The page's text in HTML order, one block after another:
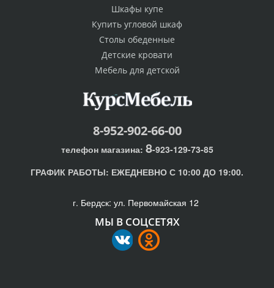
Шкафы купе
Купить угловой шкаф
Столы обеденные
Детские кровати
Мебель для детской
8-952-902-66-00
телефон магазина: 8-923-129-73-85
ГРАФИК РАБОТЫ: ЕЖЕДНЕВНО С 10:00 ДО 19:00.
г. Бердск: ул. Первомайская 12
МЫ В СОЦСЕТЯХ